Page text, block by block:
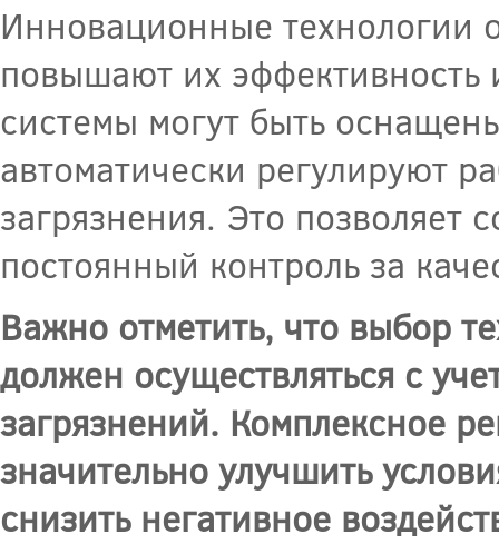
Инновационные технологии
повышают их
системы могут быть
автоматически регулируют
загрязнения. Это позволяет
постоянный контроль за
Важно отметить, что выбор
должен осуществляться с
загрязнений. Комплексное
значительно улучшить
снизить негативное